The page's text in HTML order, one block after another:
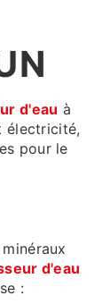
d'eau à
électricité,
pour le
d'eau
: